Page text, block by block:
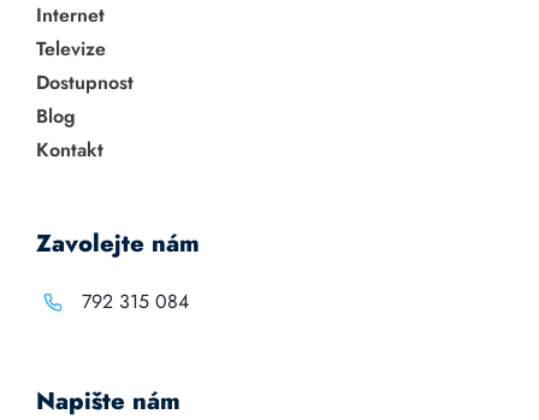
Internet
Televize
Dostupnost
Blog
Kontakt
Zavolejte nám
792 315 084
Napište nám